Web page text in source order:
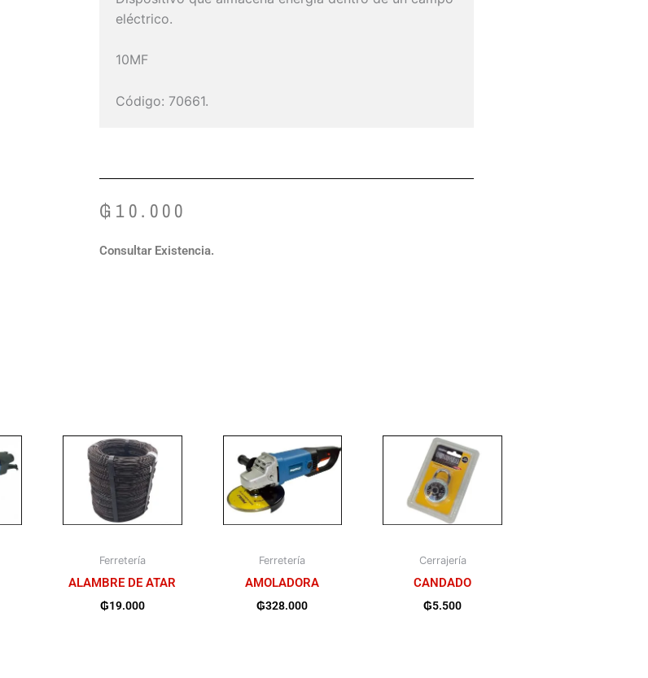
eléctrico.
10MF
Código: 70661.
₲ 10.000
Consultar Existencia.
Ferretería
ALAMBRE DE ATAR
₲19.000
Ferretería
AMOLADORA
₲328.000
Cerrajería
CANDADO
₲5.500